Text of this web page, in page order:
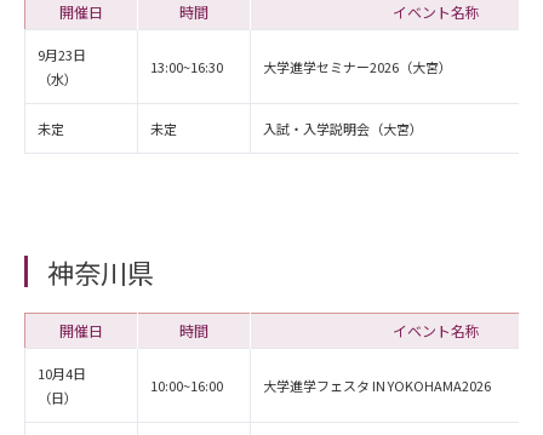
開催日 時間 イベント名称
9月23日
（水）
13:00~16:30 大学進学セミナー2026（大宮）
未定 未定 入試・入学説明会（大宮）
神奈川県
開催日 時間 イベント名称
10月4日
（日）
10:00~16:00 大学進学フェスタ IN YOKOHAMA2026